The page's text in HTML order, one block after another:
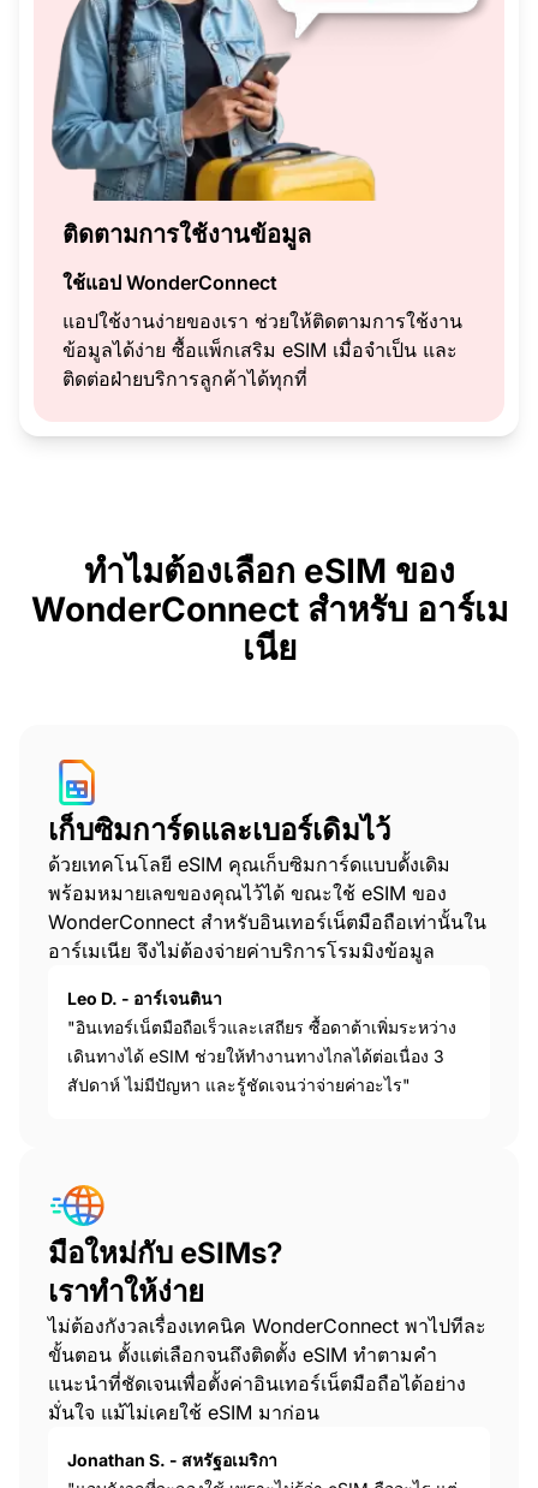
ติดตามการใช้งานข้อมูล
ใช้แอป WonderConnect
แอปใช้งานง่ายของเรา ช่วยให้ติดตามการใช้งาน
ข้อมูลได้ง่าย ซื้อแพ็กเสริม eSIM เมื่อจำเป็น และ
ติดต่อฝ่ายบริการลูกค้าได้ทุกที่
ทำไมต้องเลือก eSIM ของ
WonderConnect สำหรับ อาร์เม
เนีย
เก็บซิมการ์ดและเบอร์เดิมไว้
ด้วยเทคโนโลยี eSIM คุณเก็บซิมการ์ดแบบดั้งเดิม
พร้อมหมายเลขของคุณไว้ได้ ขณะใช้ eSIM ของ
WonderConnect สำหรับอินเทอร์เน็ตมือถือเท่านั้นใน
อาร์เมเนีย จึงไม่ต้องจ่ายค่าบริการโรมมิงข้อมูล
Leo D. - อาร์เจนตินา
"อินเทอร์เน็ตมือถือเร็วและเสถียร ซื้อดาต้าเพิ่มระหว่าง
เดินทางได้ eSIM ช่วยให้ทำงานทางไกลได้ต่อเนื่อง 3
สัปดาห์ ไม่มีปัญหา และรู้ชัดเจนว่าจ่ายค่าอะไร"
มือใหม่กับ eSIMs?
เราทำให้ง่าย
ไม่ต้องกังวลเรื่องเทคนิค WonderConnect พาไปทีละ
ขั้นตอน ตั้งแต่เลือกจนถึงติดตั้ง eSIM ทำตามคำ
แนะนำที่ชัดเจนเพื่อตั้งค่าอินเทอร์เน็ตมือถือได้อย่าง
มั่นใจ แม้ไม่เคยใช้ eSIM มาก่อน
Jonathan S. - สหรัฐอเมริกา